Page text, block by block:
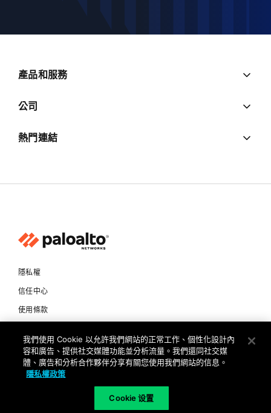
產品和服務
公司
熱門連結
隱私權
信任中心
使用條款
Copyright © 2026 Palo Alto Networks. All Rights Reserved
我們使用 Cookie 以允許我們網站的正常工作、個性化設計內
容和廣告、提供社交媒體功能並分析流量。我們還同社交媒
體、廣告和分析合作夥伴分享有關您使用我們網站的信息。
隱私權政策
Cookie 设置